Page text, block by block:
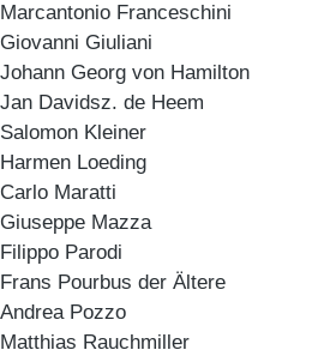
Marcantonio Franceschini
Giovanni Giuliani
Johann Georg von Hamilton
Jan Davidsz. de Heem
Salomon Kleiner
Harmen Loeding
Carlo Maratti
Giuseppe Mazza
Filippo Parodi
Frans Pourbus der Ältere
Andrea Pozzo
Matthias Rauchmiller